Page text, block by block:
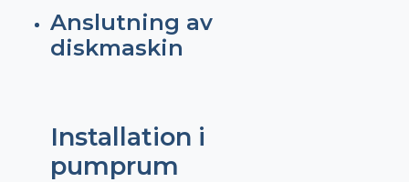
Anslutning av
diskmaskin
Installation i
pumprum